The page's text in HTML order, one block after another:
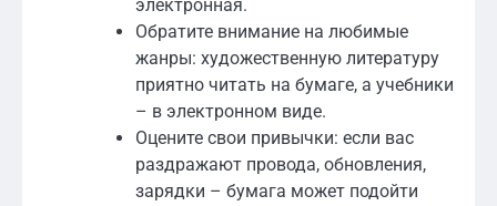
электронная.
Обратите внимание на любимые
жанры: художественную литературу
приятно читать на бумаге, а учебники
– в электронном виде.
Оцените свои привычки: если вас
раздражают провода, обновления,
зарядки – бумага может подойти